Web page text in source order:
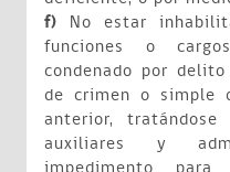
f) No estar
funciones o
condenado por
de crimen o simple
anterior,
auxiliares y